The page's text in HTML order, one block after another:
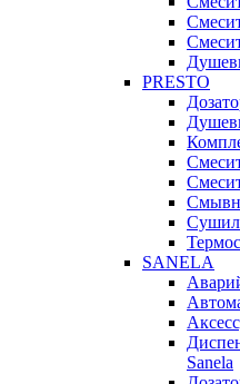
PRESTO
SANELA
Sanela